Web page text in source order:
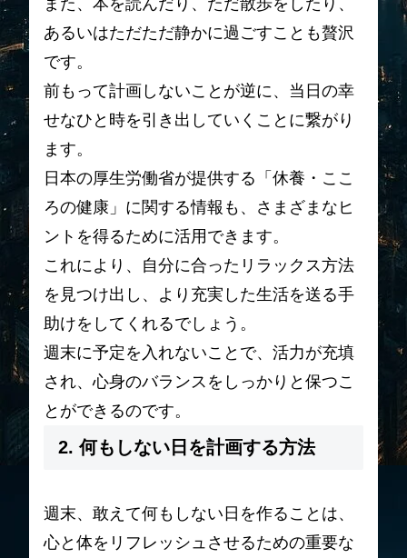
あるいはただただ静かに過ごすことも贅沢
です。
前もって計画しないことが逆に、当日の幸
せなひと時を引き出していくことに繋がり
ます。
日本の厚生労働省が提供する「休養・ここ
ろの健康」に関する情報も、さまざまなヒ
ントを得るために活用できます。
これにより、自分に合ったリラックス方法
を見つけ出し、より充実した生活を送る手
助けをしてくれるでしょう。
週末に予定を入れないことで、活力が充填
され、心身のバランスをしっかりと保つこ
とができるのです。
2. 何もしない日を計画する方法
週末、敢えて何もしない日を作ることは、
心と体をリフレッシュさせるための重要な